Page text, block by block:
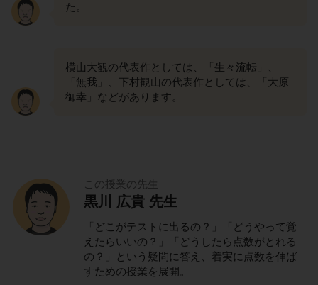
た。
横山大観の代表作としては、「生々流転」、
「無我」、下村観山の代表作としては、「大原
御幸」などがあります。
この授業の先生
黒川 広貴 先生
「どこがテストに出るの？」「どうやって覚
えたらいいの？」「どうしたら点数がとれる
の？」という疑問に答え、着実に点数を伸ば
すための授業を展開。